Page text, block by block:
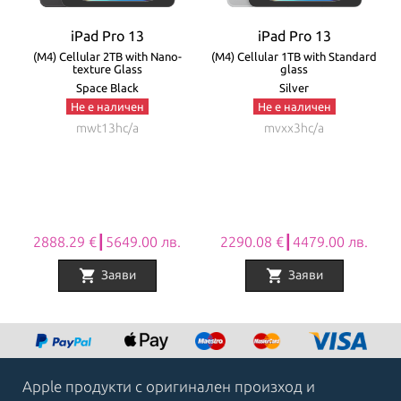
iPad Pro 13
(M4) Cellular 2TB with Nano-
texture Glass
Space Black
Не е наличен
mwt13hc/a
2888.29 €┃5649.00 лв.
shopping_cart Заяви
iPad Pro 13
(M4) Cellular 1TB with Standard
glass
Silver
Не е наличен
mvxx3hc/a
2290.08 €┃4479.00 лв.
shopping_cart Заяви
8
Apple продукти с оригинален произход и